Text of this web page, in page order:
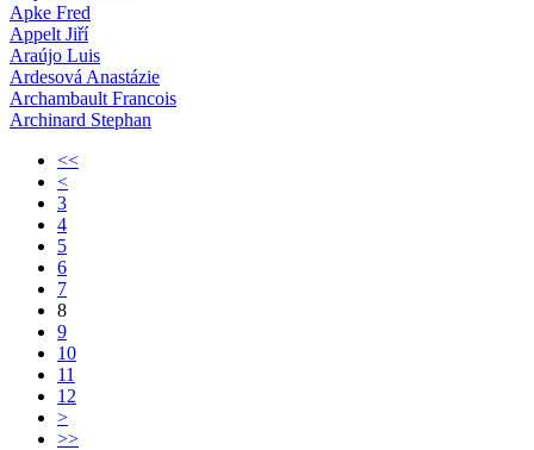
Apke Fred
Appelt Jiří
Araújo Luis
Ardesová Anastázie
Archambault Francois
Archinard Stephan
<<
<
3
4
5
6
7
8
9
10
11
12
>
>>